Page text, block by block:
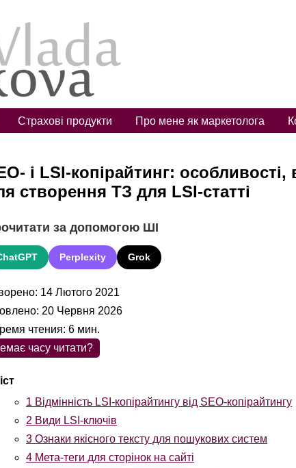
Страхові продукти Про мене як маркетолога
і LSI-копірайтинг: особливості,
створення ТЗ для LSI-статті
за допомогою ШІ
Perplexity Grok
14 Лютого 2021
20 Червня 2026
часу читати?
1 Відмінність LSI-копірайтингу від SEO-копірайтингу
2 Види LSI-ключів
3 Ознаки якісного тексту для пошукових систем
4 Мета-теги для сторінок на сайті
чтения: 6 мин.